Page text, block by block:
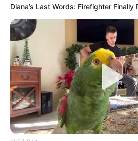
TEMAS DESTACADOS
EMERGENCIAS POR LLUVIAS
FUERTES LLUVIAS
VIA AL
LIGA BETPLAY
METRO DE
CORTES DE LUZ
CORTES
FENÓMENO DEL NIÑO
Diana’s Last Words: Firefighter Finally